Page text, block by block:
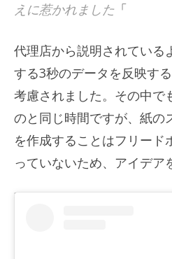
えに惹かれました 「
代理店から説明されてい
する3秒のデータを反映す
考慮されました。その中で
のと同じ時間ですが、紙の
を作成することはフリード
っていないため、アイデア